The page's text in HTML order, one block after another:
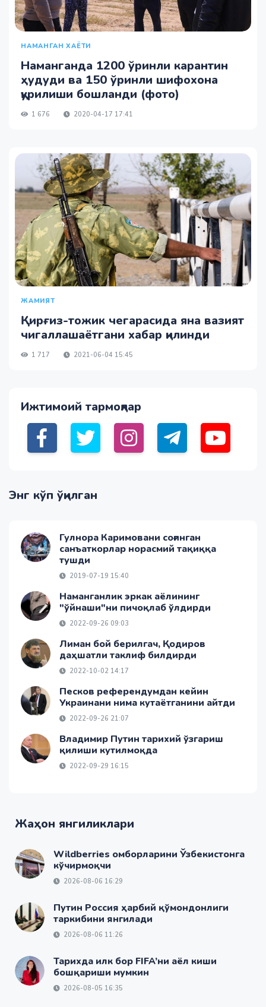
НАМАНГАН ХАЁТИ
Наманганда 1200 ўринли карантин
ҳудуди ва 150 ўринли шифохона
қурилиши бошланди (фото)
1 676 2020-04-17 17:41
ЖАМИЯТ
Қирғиз-тожик чегарасида яна вазият
чигаллашаётгани хабар қилинди
1 717 2021-06-04 15:45
Ижтимоий тармоқлар
Энг кўп ўқилган
Гулнора Каримовани соғинган
санъаткорлар норасмий тақиққа
тушди
2019-07-19 15:40
Наманганлик эркак аёлининг
"ўйнаши"ни пичоқлаб ўлдирди
2022-09-26 09:03
Лиман бой берилгач, Қодиров
даҳшатли таклиф билдирди
2022-10-02 14:17
Песков референдумдан кейин
Украинани нима кутаётганини айтди
2022-09-26 21:07
Владимир Путин тарихий ўзгариш
қилиши кутилмоқда
2022-09-29 16:15
Жаҳон янгиликлари
Wildberries омборларини Ўзбекистонга
кўчирмоқчи
2026-08-06 16:29
Путин Россия ҳарбий қўмондонлиги
таркибини янгилади
2026-08-06 11:26
Тарихда илк бор FIFA’ни аёл киши
бошқариши мумкин
2026-08-05 16:35